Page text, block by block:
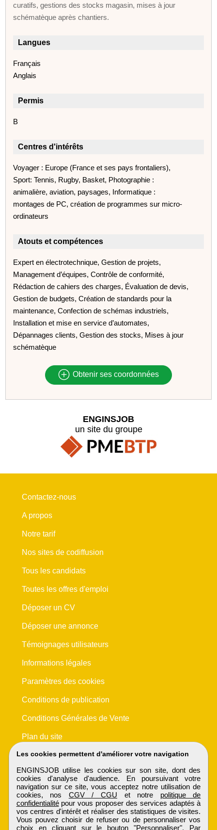
curatifs, gestions des stocks magasin, mises à jour
schématèque après chantiers.
Langues
Français
Anglais
Permis
B
Centres d'intérêts
Voyager : Europe (France et ses pays frontaliers),
Sport: Tennis, Rugby, Basket, Photographie :
animalière, aviation, paysages, Informatique :
montages de PC, création de programmes sur micro-
ordinateurs
Atouts et compétences
Expert en électrotechnique, Gestion de projets,
Management d’équipes, Contrôle de conformité,
Rédaction de cahiers des charges, Évaluation de devis,
Gestion de budgets, Création de standards pour la
maintenance, Confection de schémas industriels,
Installation et mise en service d’automates,
Dépannages clients, Gestion des stocks, Mises à jour
schématèque
Obtenir ses coordonnées
Les cookies permettent d'améliorer votre navigation
ENGINSJOB utilise les cookies sur son site, dont des
cookies d'analyse d'audience. En poursuivant votre
navigation sur ce site, vous acceptez notre utilisation de
cookies, nos CGV / CGU et notre politique de
confidentialitépour vous proposer des services adaptés à
vos centres d'intérêt et réaliser des statistiques de visites.
Vous pouvez choisir de refuser ou de personnaliser vos
choix en cliquant sur le bouton "Personnaliser". Par
ENGINSJOB
un site du groupe
Contactez-nous
A propos
Notre tarif
Nos sites de codiffusion
Tous les candidats
Toutes les offres d'emploi
Déposer un CV
Déposer une annonce
Témoignages utilisateurs
Informations légales
Paramètres des cookies
Conditions de publication
Conditions Générales de Vente
Plan du site